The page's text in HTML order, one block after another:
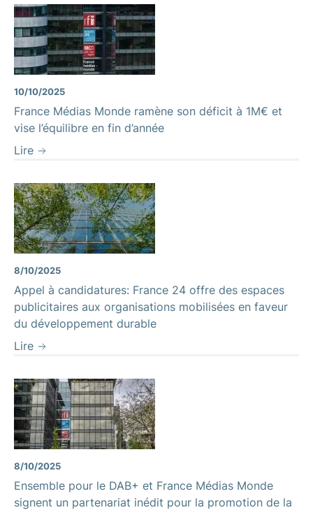
10/10/2025
France Médias Monde ramène son déficit à 1M€ et
vise l’équilibre en fin d’année
Lire
8/10/2025
Appel à candidatures: France 24 offre des espaces
publicitaires aux organisations mobilisées en faveur
du développement durable
Lire
8/10/2025
Ensemble pour le DAB+ et France Médias Monde
signent un partenariat inédit pour la promotion de la